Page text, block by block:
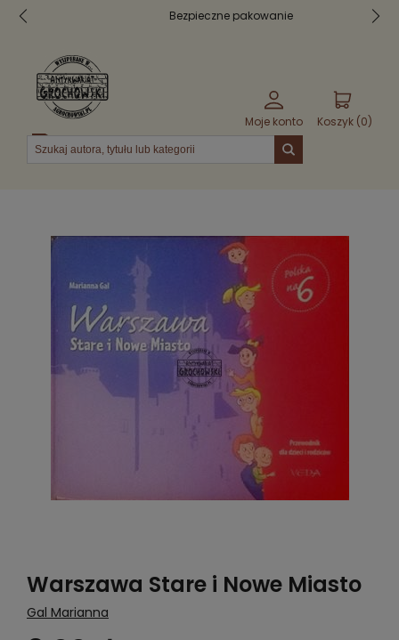
Bezpieczne pakowanie
Moje konto Koszyk (0)
Menu
Warszawa Stare i Nowe Miasto
Gal Marianna